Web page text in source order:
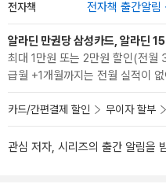
전자책 전자책 출간알림
알라딘 만권당 삼성카드, 알라딘
최대 1만원 또는 2만원 할인(전
급월 +1개월까지는 전월 실적이
카드/간편결제 할인 무이자 할부
관심 저자, 시리즈의 출간 알림을